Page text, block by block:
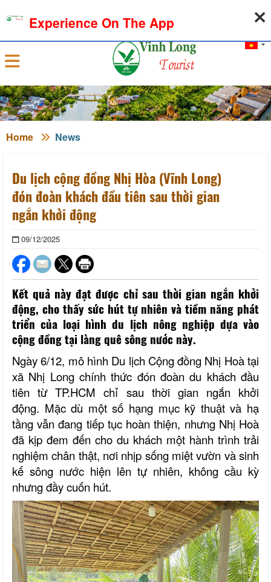
Sign in
Home News
Du lịch cộng đồng Nhị Hòa (Vĩnh Long)
đón đoàn khách đầu tiên sau thời gian
ngắn khởi động
09/12/2025
Kết quả này đạt được chỉ sau thời gian ngắn khởi
động, cho thấy sức hút tự nhiên và tiềm năng phát
triển của loại hình du lịch nông nghiệp dựa vào
cộng đồng tại làng quê sông nước này.
Ngày 6/12, mô hình Du lịch Cộng đồng Nhị Hoà tại
xã Nhị Long chính thức đón đoàn du khách đầu
tiên từ TP.HCM chỉ sau thời gian ngắn khởi
động. Mặc dù một số hạng mục kỹ thuật và hạ
tầng vẫn đang tiếp tục hoàn thiện, nhưng Nhị Hoà
đã kịp đem đến cho du khách một hành trình trải
nghiệm chân thật, nơi nhịp sống miệt vườn và sinh
kế sông nước hiện lên tự nhiên, không cầu kỳ
nhưng đầy cuốn hút.
Experience On The App